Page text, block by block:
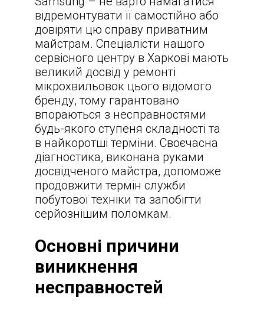
відремонтувати її самостійно або
довіряти цю справу приватним
майстрам. Спеціалісти нашого
сервісного центру в Харкові мають
великий досвід у ремонті
мікрохвильовок цього відомого
бренду, тому гарантовано
впораються з несправностями
будь-якого ступеня складності та
в найкоротші терміни. Своєчасна
діагностика, виконана руками
досвідченого майстра, допоможе
продовжити термін служби
побутової техніки та запобігти
серйознішим поломкам.
Основні причини
виникнення
несправностей